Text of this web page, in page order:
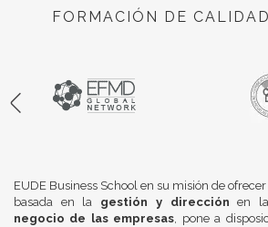
FORMACIÓN DE
EUDE Business School en su misión de
basada en la gestión y dirección en
negocio de las empresas, pone a